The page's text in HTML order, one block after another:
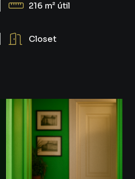
216 m² útil
Closet